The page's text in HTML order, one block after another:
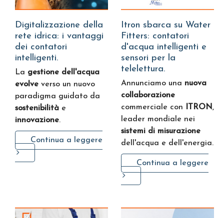
Digitalizzazione della
rete idrica: i vantaggi
dei contatori
intelligenti.
La gestione dell'acqua
evolve verso un nuovo
paradigma guidato da
sostenibilità e
innovazione.
Continua a leggere
Itron sbarca su Water
Fitters: contatori
d'acqua intelligenti e
sensori per la
telelettura.
Annunciamo una nuova
collaborazione
commerciale con ITRON,
leader mondiale nei
sistemi di misurazione
dell'acqua e dell'energia.
Continua a leggere